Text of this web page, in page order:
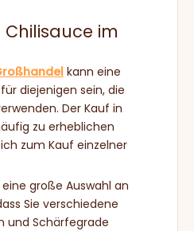
Chilisauce im
kann eine
diejenigen sein, die
Der Kauf in
zu erheblichen
zum Kauf einzelner
große Auswahl an
Sie verschiedene
und Schärfegrade